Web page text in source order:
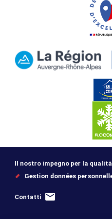
Il nostro impegno per la qualità
Gestion données
Contatti